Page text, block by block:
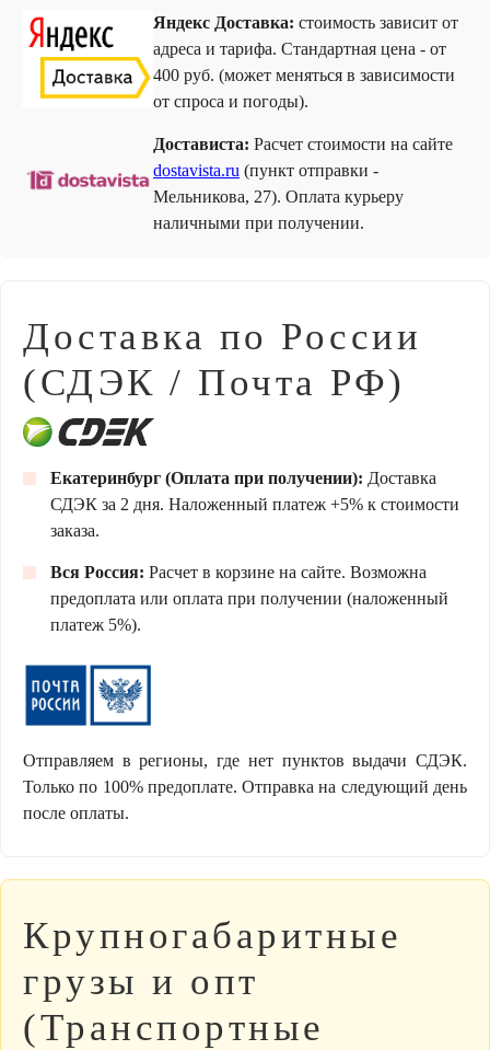
Яндекс Доставка: стоимость зависит от
адреса и тарифа. Стандартная цена - от
400 руб. (может меняться в зависимости
от спроса и погоды).
Достависта: Расчет стоимости на сайте
dostavista.ru (пункт отправки -
Мельникова, 27). Оплата курьеру
наличными при получении.
Доставка по России
(СДЭК / Почта РФ)
Екатеринбург (Оплата при получении): Доставка
СДЭК за 2 дня. Наложенный платеж +5% к стоимости
заказа.
Вся Россия: Расчет в корзине на сайте. Возможна
предоплата или оплата при получении (наложенный
платеж 5%).
Отправляем в регионы, где нет пунктов выдачи СДЭК.
Только по 100% предоплате. Отправка на следующий день
после оплаты.
Крупногабаритные
грузы и опт
(Транспортные